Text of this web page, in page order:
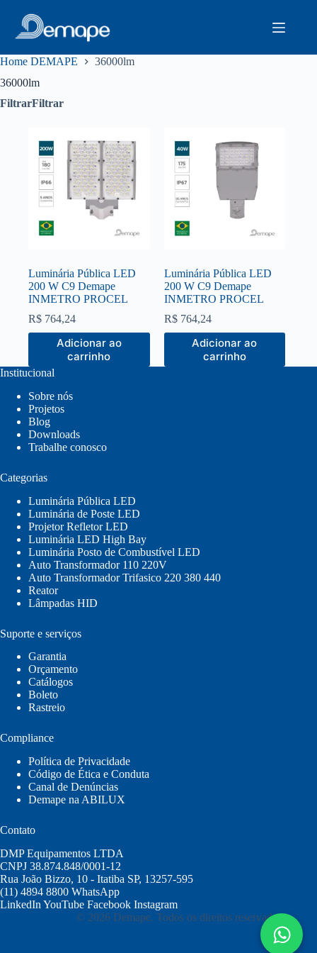
Home DEMAPE
36000lm
36000lm
FiltrarFiltrar
Luminária Pública LED
200 W C9 Demape
INMETRO PROCEL
R$ 764,24
Adicionar ao
carrinho
Luminária Pública LED
200 W C9 Demape
INMETRO PROCEL
R$764,24
Adicionar ao
carrinho
Institucional
Sobre nós
Projetos
Blog
Downloads
Trabalhe conosco
Categorias
Luminária Pública LED
Luminária de Poste LED
Projetor Refletor LED
Luminária LED High Bay
Luminária Posto de Combustível LED
Auto Transformador 110 220V
Auto Transformador Trifasico 220 380 440
Reator
Lâmpadas HID
Suporte e serviços
Garantia
Orçamento
Catálogos
Boleto
Rastreio
Compliance
Política de Privacidade
Código de Ética e Conduta
Canal de Denúncias
Demape na ABILUX
Contato
DMP Equipamentos LTDA
CNPJ 38.874.848/0001-12
Rua João Bizzo, 10 - Itatiba SP, 13257-595
(11) 4894 8800 WhatsApp
LinkedIn YouTube Facebook Instagram
© 2026 Demape. Todos os direitos reservados.